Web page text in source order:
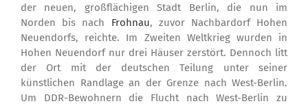
der neuen, großflächigen Stadt Berlin, die nun im
Norden bis nach Frohnau, zuvor Nachbardorf Hohen
Neuendorfs, reichte. Im Zweiten Weltkrieg wurden in
Hohen Neuendorf nur drei Häuser zerstört. Dennoch litt
der Ort mit der deutschen Teilung unter seiner
künstlichen Randlage an der Grenze nach West-Berlin.
Um DDR-Bewohnern die Flucht nach West-Berlin zu